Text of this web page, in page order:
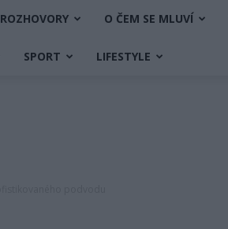
ROZHOVORY O ČEM SE MLUVÍ
SPORT LIFESTYLE